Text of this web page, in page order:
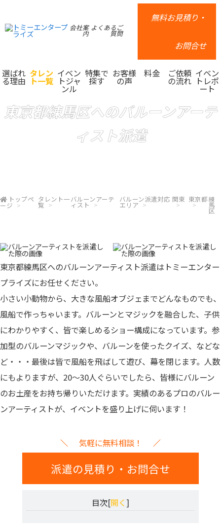
会社案
内
よくあるご
質問
無料お見積り・
お問合せ
選ばれ
る理由
タレン
ト一覧
イベン
トジャ
ンル
特集で
探す
お客様
の声
料金 ご依頼
の流れ
イベン
トレポ
ート
東京都練馬区へのバルーンアーテ
ィスト派遣
トップペ
ージ
タレント一
覧
バルーンアーテ
ィスト
バルーン派遣対応
エリア
関東 東京都練
馬
区
東京都練馬区へのバルーンアーティスト派遣はトミーエンター
プライズにお任せください。
小さい小動物から、大きな風船オブジェまでどんなものでも、
風船で作っちゃいます。バルーンとマジックを融合した、子供
にわかりやすく、皆で楽しめるショー構成になっています。参
加型のバルーンマジックや、バルーンを使ったクイズ、などな
ど・・・最後は皆で風船を飛ばして遊び、幕を閉じます。人数
にもよりますが、20～30人ぐらいでしたら、皆様にバルーン
のお土産をお持ち帰りいただけます。 実績のあるプロのバルー
ンアーティストが、イベントを盛り上げに伺います！
気軽に無料相談！
派遣の見積り・お問合せ
目次[開く ]